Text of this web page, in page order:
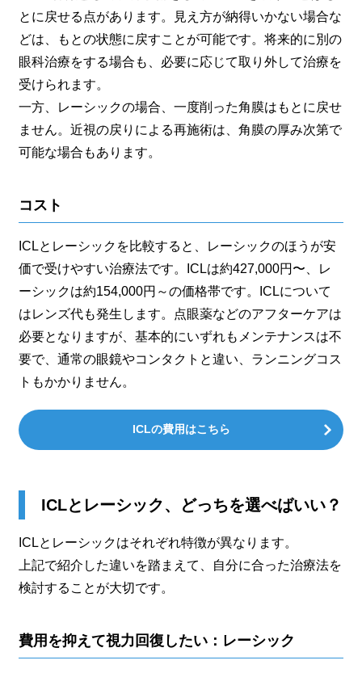
とに戻せる点があります。見え方が納得いかない場合な
どは、もとの状態に戻すことが可能です。将来的に別の
眼科治療をする場合も、必要に応じて取り外して治療を
受けられます。
一方、レーシックの場合、一度削った角膜はもとに戻せ
ません。近視の戻りによる再施術は、角膜の厚み次第で
可能な場合もあります。
コスト
ICLとレーシックを比較すると、レーシックのほうが安
価で受けやすい治療法です。ICLは約427,000円〜、レ
ーシックは約154,000円～の価格帯です。ICLについて
はレンズ代も発生します。点眼薬などのアフターケアは
必要となりますが、基本的にいずれもメンテナンスは不
要で、通常の眼鏡やコンタクトと違い、ランニングコス
トもかかりません。
ICLの費用はこちら
ICLとレーシック、どっちを選べばいい？
ICLとレーシックはそれぞれ特徴が異なります。
上記で紹介した違いを踏まえて、自分に合った治療法を
検討することが大切です。
費用を抑えて視力回復したい：レーシック